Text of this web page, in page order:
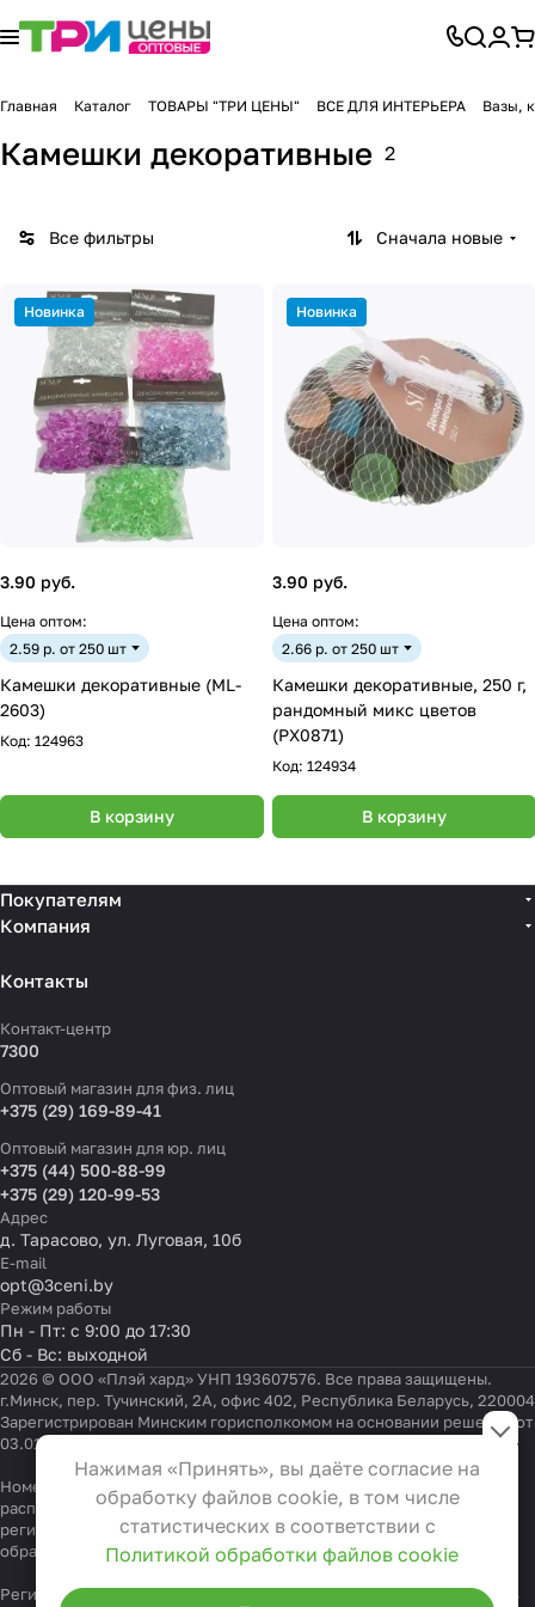
Главная Каталог ТОВАРЫ "ТРИ ЦЕНЫ" ВСЕ ДЛЯ ИНТЕРЬЕРА Вазы,
Камешки декоративные 2
Все фильтры Сначала новые
Новинка
3.90 руб.
Цена оптом:
2.59 р. от 250 шт
Камешки декоративные (ML-
2603)
Код: 124963
В корзину
Новинка
3.90 руб.
Цена оптом:
2.66 р. от 250 шт
Камешки декоративные, 250 г,
рандомный микс цветов
(PX0871)
Код: 124934
В корзину
Покупателям
Компания
Контакты
Контакт-центр
7300
Оптовый магазин для физ. лиц
+375 (29) 169-89-41
Оптовый магазин для юр. лиц
+375 (44) 500-88-99
+375 (29) 120-99-53
Адрес
д. Тарасово, ул. Луговая, 10б
E-mail
opt@3ceni.by
Режим работы
Пн - Пт: с 9:00 до 17:30
Сб - Вс: выходной
2026 © ООО «Плэй хард» УНП 193607576. Все права защищены.
г.Минск, пер. Тучинский, 2А, офис 402, Республика Беларусь, 220004
Зарегистрирован Минским горисполкомом на основании решения от
03.01.2022 г.
Номер телефона работников местных исполнительных и
распорядительных органов по месту государственной
регистрации ООО «Плэй хард», уполномоченных рассматривать
обращения покупателей:+375 17 323-41-58,+375 17 370-30-64
Регистрационный номер в Торговом реестре Республики Беларусь
Настройки файлов cookie
Функциональные
Эти файлы необходимы для
функционирования сайта и не
могут быть отключены в наших
системах. Вы можете настроить
браузер так, чтобы он блокировал
Нажимая «Принять», вы даёте согласие на
обработку файлов cookie, в том числе
статистических в соответствии с
Политикой обработки файлов cookie